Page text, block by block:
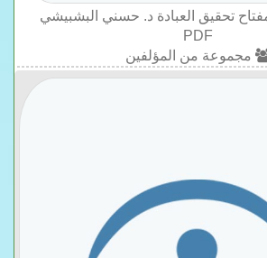
تحقيق العبادة د. حسني البشبيشي
PDF
مجموعة من المؤلفين